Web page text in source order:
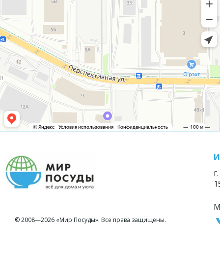
© 2008—2026 «Мир Посуды». Все права защищены.